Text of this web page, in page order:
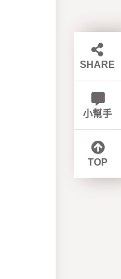
SHARE
小幫手
TOP